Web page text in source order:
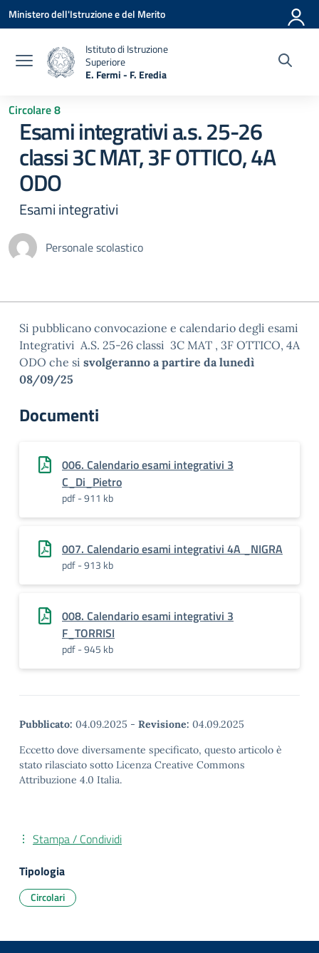
Vai ai contenuti
Vai al menu di navigazione
Vai al footer
Ministero dell'Istruzione e del Merito
Istituto di Istruzione
Superiore
E. Fermi - F. Eredia
Circolare 8
Esami integrativi a.s. 25-26
classi 3C MAT, 3F OTTICO, 4A
ODO
Esami integrativi
Personale scolastico
Si pubblicano convocazione e calendario degli esami
Integrativi A.S. 25-26 classi 3C MAT , 3F OTTICO, 4A
ODO che si svolgeranno a partire da lunedì
08/09/25
Documenti
006. Calendario esami integrativi 3
C_Di_Pietro
pdf - 911 kb
007. Calendario esami integrativi 4A _NIGRA
pdf - 913 kb
008. Calendario esami integrativi 3
F_TORRISI
pdf - 945 kb
Pubblicato: 04.09.2025 - Revisione: 04.09.2025
Eccetto dove diversamente specificato, questo articolo è
stato rilasciato sotto Licenza Creative Commons
Attribuzione 4.0 Italia.
Stampa / Condividi
Tipologia
Circolari